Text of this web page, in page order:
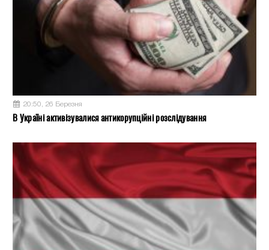
20:50, 26 Березня
В Україні активізувалися антикорупційні розслідування